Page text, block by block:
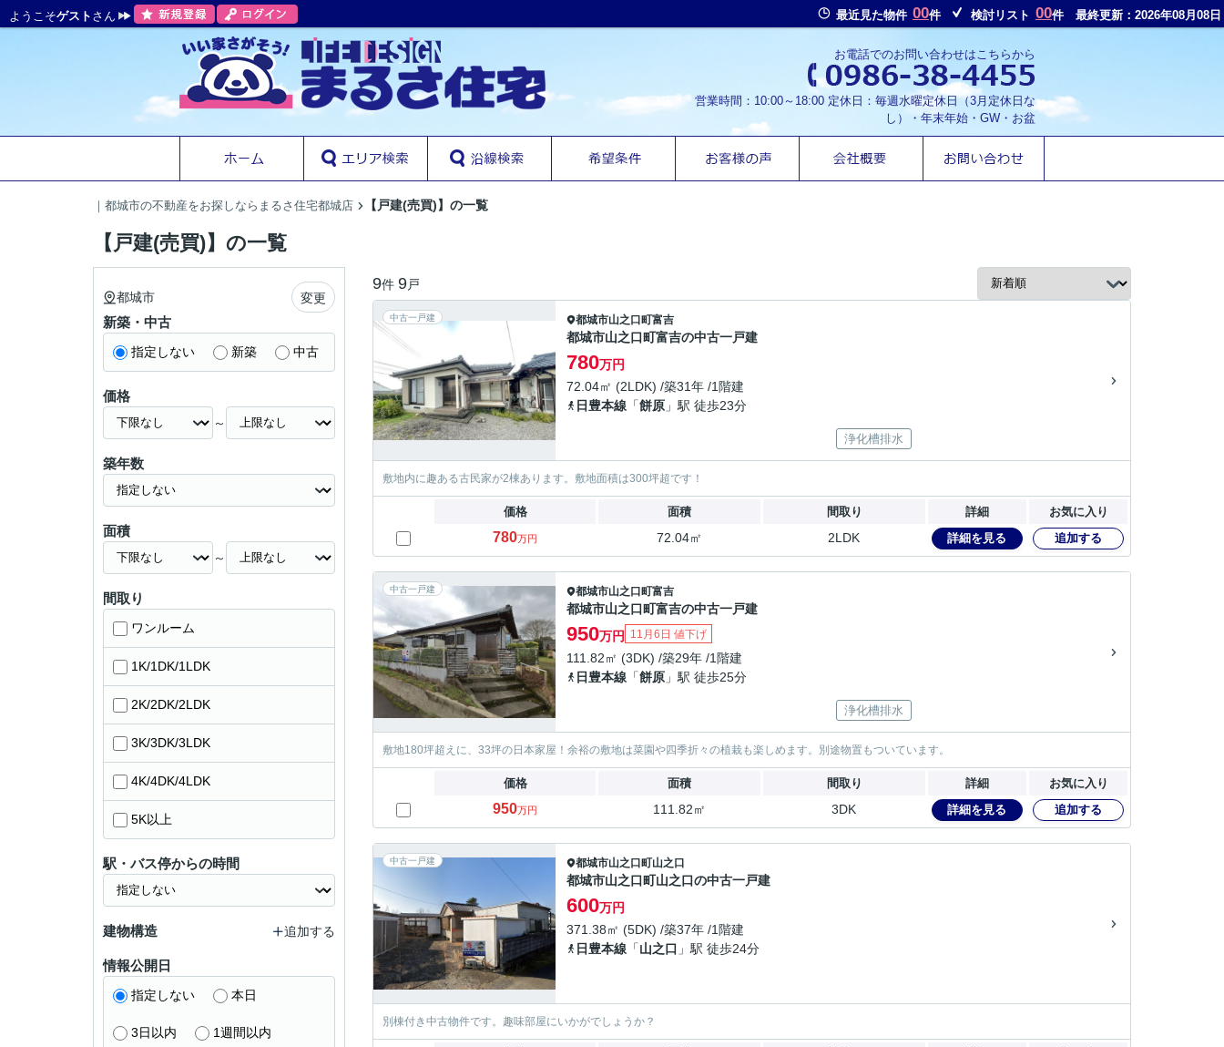
ようこそゲスト さん 最近見た物件 00件 検討リスト 00件 最終更新：2026年08月08日
お電話でのお問い合わせはこちらから
営業時間：10:00～18:00 定休日：毎週水曜定休日（3月定休日な
し）・年末年始・GW・お盆
｜都城市の不動産をお探しならまるさ住宅都城店 【戸建(売買)】の一覧
【戸建(売買)】の一覧
9件 9戸
中古一戸建 都城市山之口町富吉
都城市山之口町富吉の中古一戸建
780万円
72.04㎡ (2LDK) /築31年 /1階建
日豊本線 「餅原 」駅 徒歩23分
浄化槽排水
敷地内に趣ある古民家が2棟あります。敷地面積は300坪超です！
価格 面積 間取り 詳細 お気に入り
780万円 72.04㎡ 2LDK 詳細を見る 追加する
中古一戸建 都城市山之口町富吉
都城市山之口町富吉の中古一戸建
950万円 11月6日 値下げ
111.82㎡ (3DK) /築29年 /1階建
日豊本線 「餅原 」駅 徒歩25分
浄化槽排水
敷地180坪超えに、33坪の日本家屋！余裕の敷地は菜園や四季折々の植栽も楽しめます。別途物置もついています。
価格 面積 間取り 詳細 お気に入り
950万円 111.82㎡ 3DK 詳細を見る 追加する
中古一戸建 都城市山之口町山之口
都城市山之口町山之口の中古一戸建
600万円
371.38㎡ (5DK) /築37年 /1階建
日豊本線 「山之口 」駅 徒歩24分
別棟付き中古物件です。趣味部屋にいかがでしょうか？
都城市 変更
新築・中古
指定しない 新築 中古
価格
～
築年数
面積
～
間取り
ワンルーム
1K/1DK/1LDK
2K/2DK/2LDK
3K/3DK/3LDK
4K/4DK/4LDK
5K以上
駅・バス停からの時間
建物構造 追加する
情報公開日
指定しない 本日
3日以内 1週間以内